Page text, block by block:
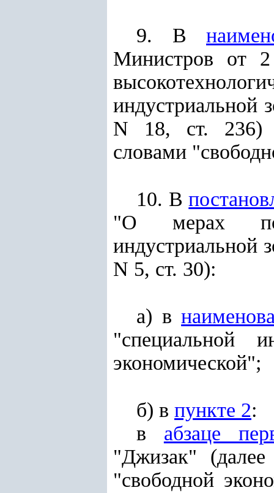
9. В
Министров от
индустриальной
N 18, ст. 236)
словами
10. В
"О мерах по
индустриальной
N 5, ст. 30):
а) в
"специальной
экономической";
б) в пункте 2:
в абзаце
"Джизак"
"свободной